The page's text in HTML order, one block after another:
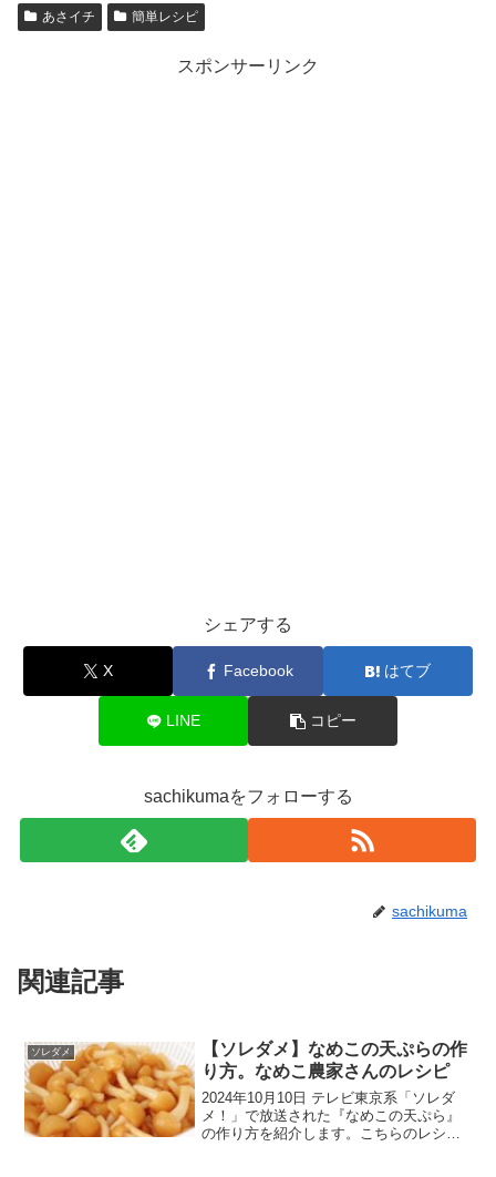
あさイチ 簡単レシピ
スポンサーリンク
シェアする
X Facebook はてブ
LINE コピー
sachikumaをフォローする
sachikuma
関連記事
ソレダメ
【ソレダメ】なめこの天ぷらの作
り方。なめこ農家さんのレシピ
2024年10月10日 テレビ東京系「ソレダ
メ！」で放送された『なめこの天ぷら』
の作り方を紹介します。こちらのレシピ